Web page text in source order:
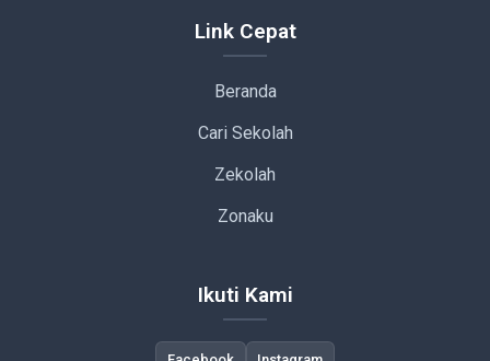
Link Cepat
Beranda
Cari Sekolah
Zekolah
Zonaku
Ikuti Kami